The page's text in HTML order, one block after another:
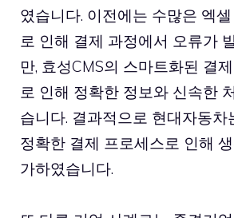
였습니다. 이전에는 수많은 엑
로 인해 결제 과정에서 오류가
만, 효성CMS의 스마트화된 결
로 인해 정확한 정보와 신속한
습니다. 결과적으로 현대자동차
정확한 결제 프로세스로 인해
가하였습니다.